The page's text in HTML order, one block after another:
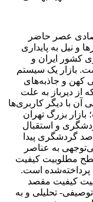
عصر حاضر
و نیل به پایداری
کشور ایران و
بازار یک سیستم
کهن و جاذبه‌های
از دیرباز به علت
با دیگر کاربری‌ها
بزرگ تهران
و استقبال
گردشگری پیدا
به عناصر
مطلوبیت کیفیت
است.
کیفیت مقصد
تحلیلی و به